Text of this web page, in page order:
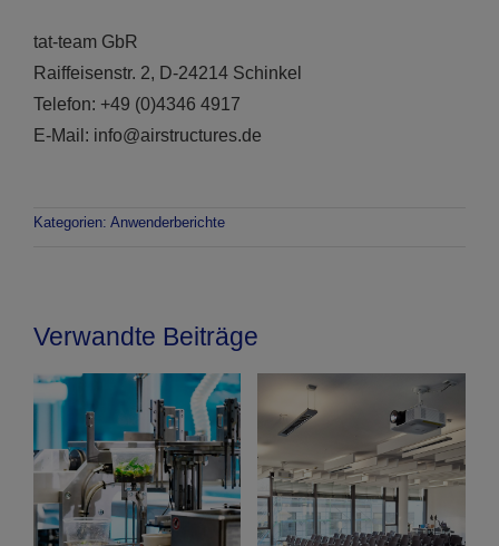
tat-team GbR
Raiffeisenstr. 2, D-24214 Schinkel
Telefon: +49 (0)4346 4917
E-Mail: info@airstructures.de
Kategorien: Anwenderberichte
Verwandte Beiträge